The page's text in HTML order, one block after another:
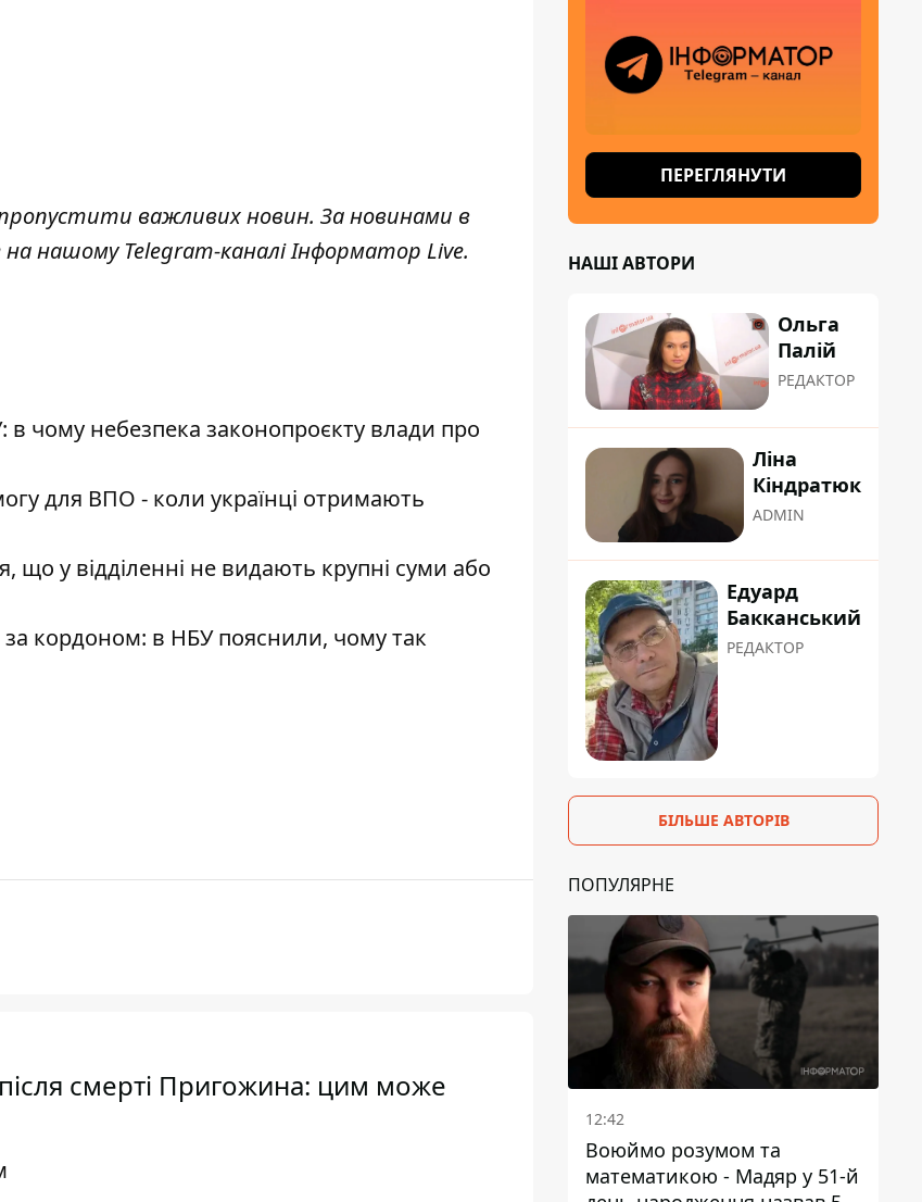
важливих новин. За новинами в
нашому Telegram-каналіІнформатор Live.
чому небезпека законопроєкту влади про
для ВПО - коли українці отримають
що у відділенні не видають крупні суми або
кордоном: в НБУ пояснили, чому так
після смерті Пригожина: цим може
ПЕРЕГЛЯНУТИ
НАШІ АВТОРИ
Ольга
Палій
РЕДАКТОР
Ліна
Кіндратюк
ADMIN
Едуард
Бакканський
РЕДАКТОР
БІЛЬШЕ АВТОРІВ
ПОПУЛЯРНЕ
12:42
Воюймо розумом та
математикою - Мадяр у 51-й